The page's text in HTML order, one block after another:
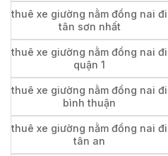
thuê xe giường nằm đồng nai đi
tân sơn nhất
thuê xe giường nằm đồng nai đi
quận 1
thuê xe giường nằm đồng nai đi
bình thuận
thuê xe giường nằm đồng nai đi
tân an